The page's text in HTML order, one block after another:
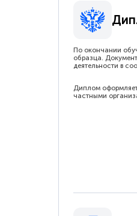
По окончании
образца.
деятельности в
Диплом
частными